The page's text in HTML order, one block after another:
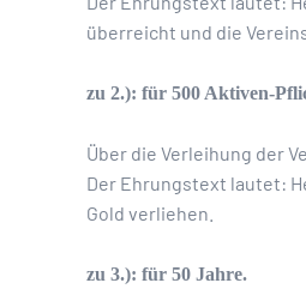
überreicht und die
zu 2.): für 500 Aktiven-
Über die Verleihung der
Der Ehrungstext lautet:
Gold verliehen.
zu 3.): für 50 Jahre.